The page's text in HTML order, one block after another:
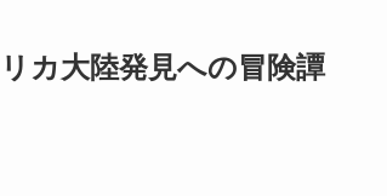
カ大陸発見への冒険譚